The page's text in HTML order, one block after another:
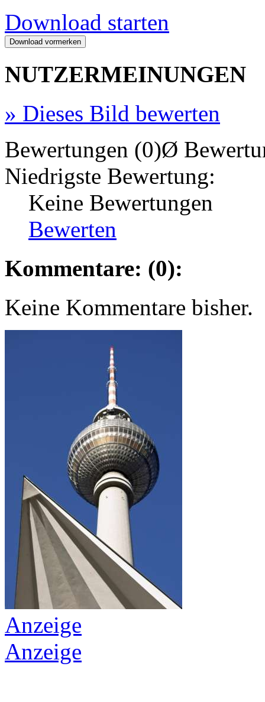
Download starten
NUTZERMEINUNGEN
» Dieses Bild bewerten
Bewertungen (0)Ø
Niedrigste Bewertung:
Keine Bewertungen
Bewerten
Kommentare: (0):
Keine Kommentare bisher.
Anzeige
Anzeige